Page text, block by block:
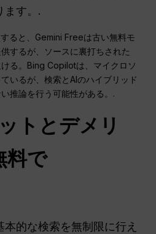
ます。.
ると、Gemini Freeは古い無料モ
するが、ソースに裏打ちされた
る。Bing Copilotは、マイクロソ
いるが、検索とAIのハイブリッド
推論を行う可能性がある。.
トとデメリ
料で
的な検索を無制限に行え